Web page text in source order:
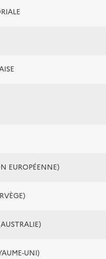
EUROPÉENNE)
UNI)